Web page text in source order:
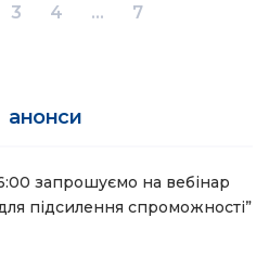
3 4 …
7
анонси
запрошуємо на вебінар
підсилення спроможності”